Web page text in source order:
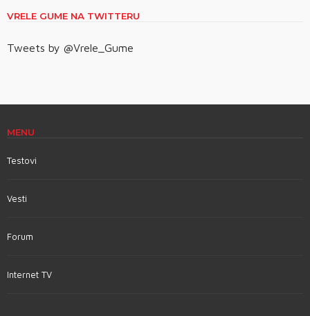
VRELE GUME NA TWITTERU
Tweets by @Vrele_Gume
MENU
Testovi
Vesti
Forum
Internet TV